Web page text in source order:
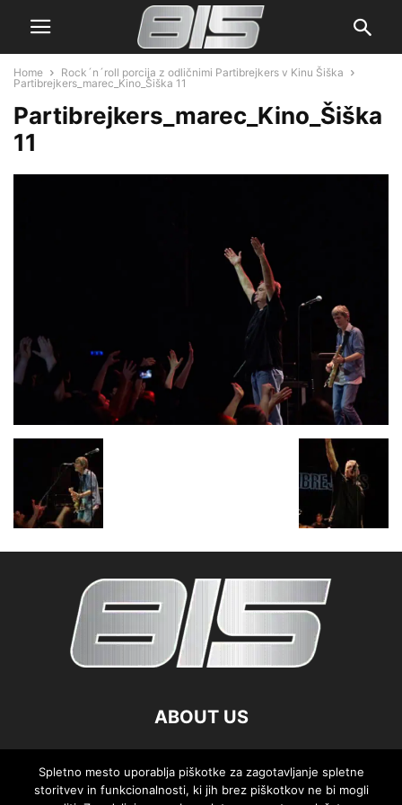
Home
Rock´n´roll porcija z odličnimi Partibrejkers v Kinu Šiška
Partibrejkers_marec_Kino_Šiška 11
Partibrejkers_marec_Kino_Šiška
11
ABOUT US
FOLLOW US
Spletno mesto uporablja piškotke za zagotavljanje spletne
storitvev in funkcionalnosti, ki jih brez piškotkov ne bi mogli